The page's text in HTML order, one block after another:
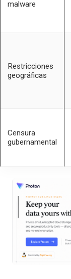
malware
Restricciones
geográficas
Censura
gubernamental